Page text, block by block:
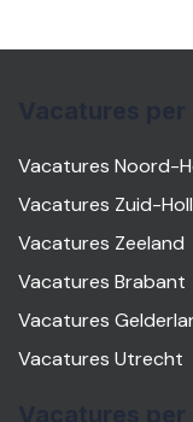
Vacatures Noord-
Vacatures Zuid-
Vacatures Zeeland
Vacatures Brabant
Vacatures
Vacatures Utrecht